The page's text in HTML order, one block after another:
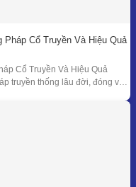
Cổ Truyền Và Hiệu Quả
Cổ Truyền Và Hiệu Quả
truyền thống lâu đời, đóng vai
nhiên. Từ những nồi đồng thủ